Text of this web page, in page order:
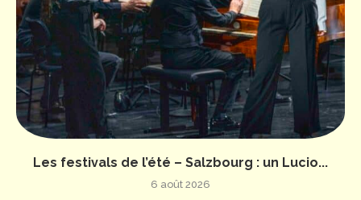
Les festivals de l’été – Salzbourg : un Lucio...
6 août 2026